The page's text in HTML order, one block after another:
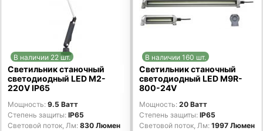
В наличии 22 шт.
Светильник станочный
светодиодный LED M2-
220V IP65
Мощность 9.5 Ватт
Степень защиты IP65
Световой поток, Лм 830 Люмен
В наличии 160 шт.
Светильник станочный
светодиодный LED M9R-
800-24V
Мощность 20 Ватт
Степень защиты IP65
Световой поток, Лм 1997 Люмен